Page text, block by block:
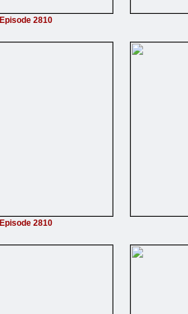
Episode 2810
Episode 2810